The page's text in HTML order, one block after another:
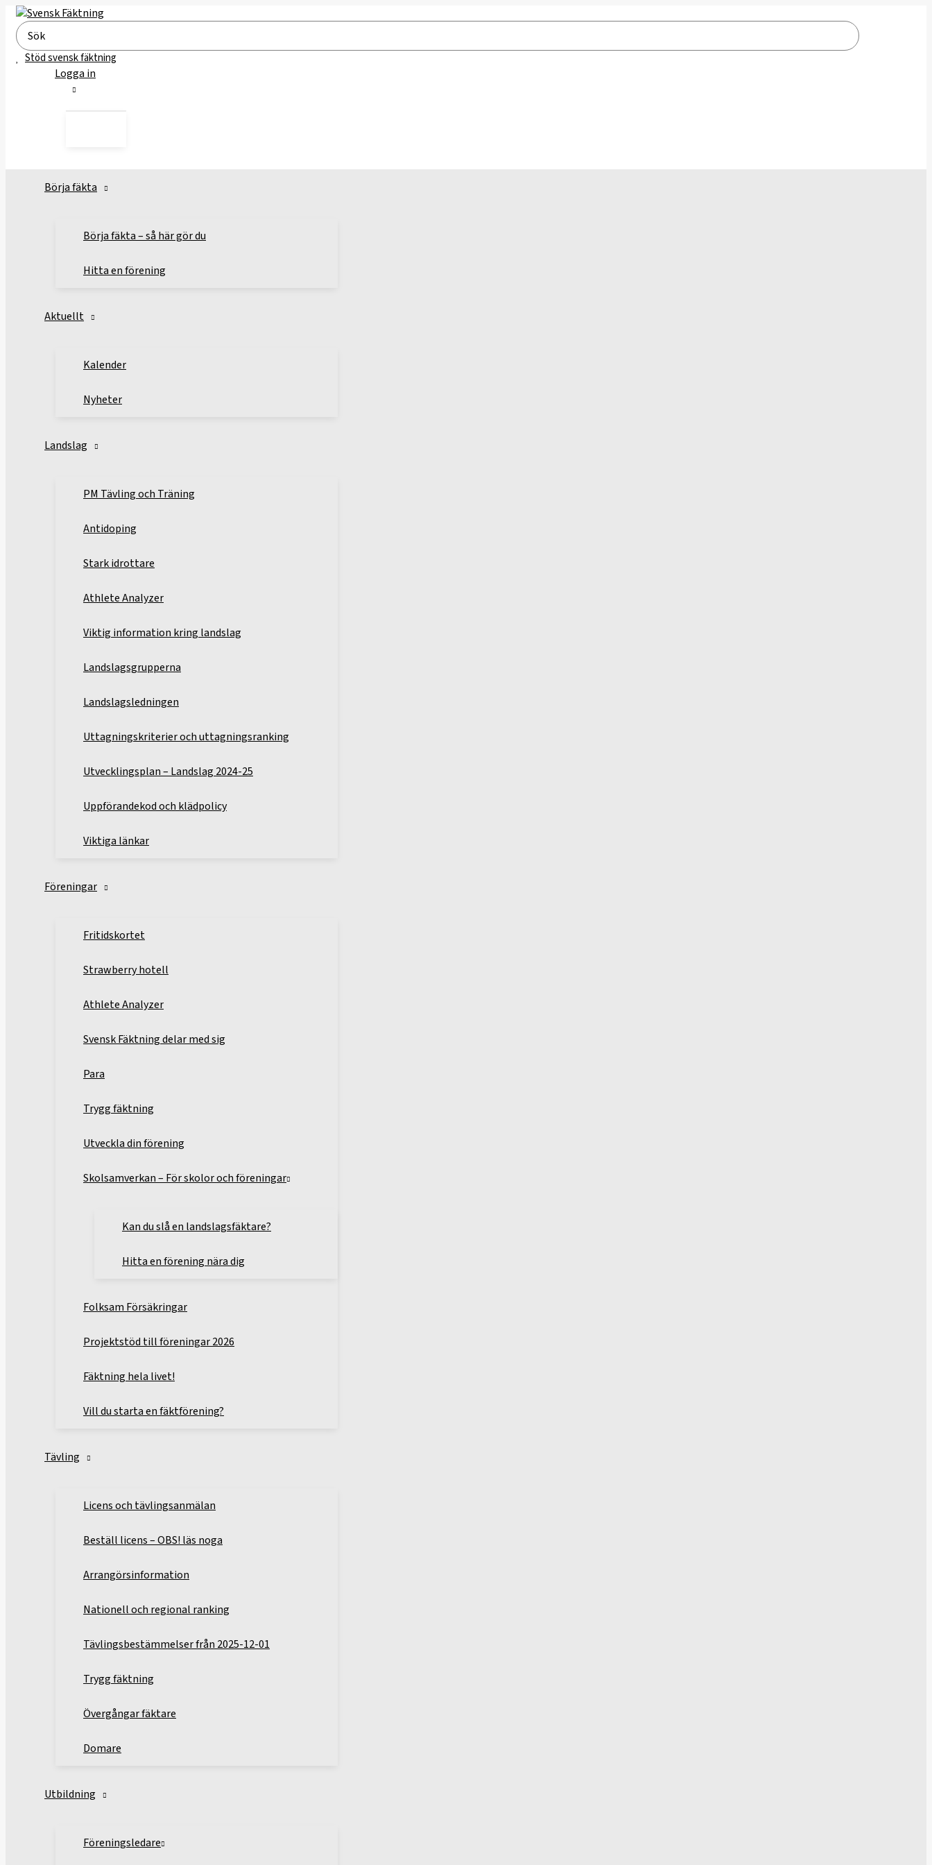
Hoppa
till
innehåll
Search
for:
Stöd svensk fäktning
Logga in
Börja fäkta
Börja fäkta – så här gör du
Hitta en förening
Aktuellt
Kalender
Nyheter
Landslag
PM Tävling och Träning
Antidoping
Stark idrottare
Athlete Analyzer
Viktig information kring landslag
Landslagsgrupperna
Landslagsledningen
Uttagningskriterier och uttagningsranking
Utvecklingsplan – Landslag 2024-25
Uppförandekod och klädpolicy
Viktiga länkar
Föreningar
Fritidskortet
Strawberry hotell
Athlete Analyzer
Svensk Fäktning delar med sig
Para
Trygg fäktning
Utveckla din förening
Skolsamverkan – För skolor och föreningar
Kan du slå en landslagsfäktare?
Hitta en förening nära dig
Folksam Försäkringar
Projektstöd till föreningar 2026
Fäktning hela livet!
Vill du starta en fäktförening?
Tävling
Licens och tävlingsanmälan
Beställ licens – OBS! läs noga
Arrangörsinformation
Nationell och regional ranking
Tävlingsbestämmelser från 2025-12-01
Trygg fäktning
Övergångar fäktare
Domare
Utbildning
Föreningsledare